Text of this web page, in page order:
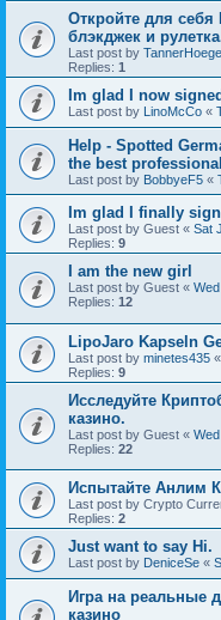
Откройте для
блэкджек и
Last post by
Replies: 1
Im glad I now
Last post by LinoMcCo «
Help - Spotted
the best
Last post by BobbyeF5 «
Im glad I finally
Last post by Guest « Sat
Replies: 9
I am the new girl
Last post by Guest «
Replies: 12
LipoJaro Kapseln
Last post by minetes435 «
Replies: 9
Исследуйте
казино.
Last post by Guest «
Replies: 22
Испытайте Анлим
Last post by Crypto
Replies: 2
Just want to say Hi.
Last post by DeniceSe «
Игра на реальные
казино